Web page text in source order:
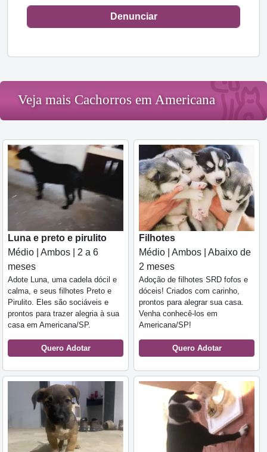
Denunciar
Veja mais Cachorros em Americana
Luna e preto e pirulito
Médio | Ambos | 2 a 6
meses
Adote Luna, uma cadela dócil e
calma, e seus filhotes Preto e
Pirulito. Eles são sociáveis e
prontos para trazer alegria à sua
casa em Americana/SP.
Quero Adotar
Filhotes
Médio | Ambos | Abaixo de
2 meses
Adoção de filhotes SRD fofos e
dóceis! Criados com carinho,
prontos para alegrar sua casa.
Venha conhecê-los em
Americana/SP!
Quero Adotar